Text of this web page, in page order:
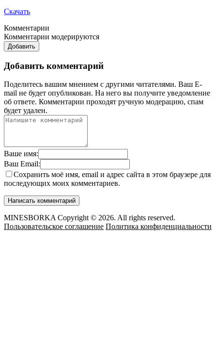
Скачать
Комментарии
Комментарии модерируются
Добавить
Добавить комментарий
Поделитесь вашим мнением с другими читателями. Ваш E-
mail не будет опубликован. На него вы получите уведомление
об ответе. Комментарии проходят ручную модерацию, спам
будет удален.
Ваше имя:
Ваш Email:
Сохранить моё имя, email и адрес сайта в этом браузере для
последующих моих комментариев.
MINESBORKA Copyright © 2026. All rights reserved.
Пользовательское соглашение Политика конфиденциальности